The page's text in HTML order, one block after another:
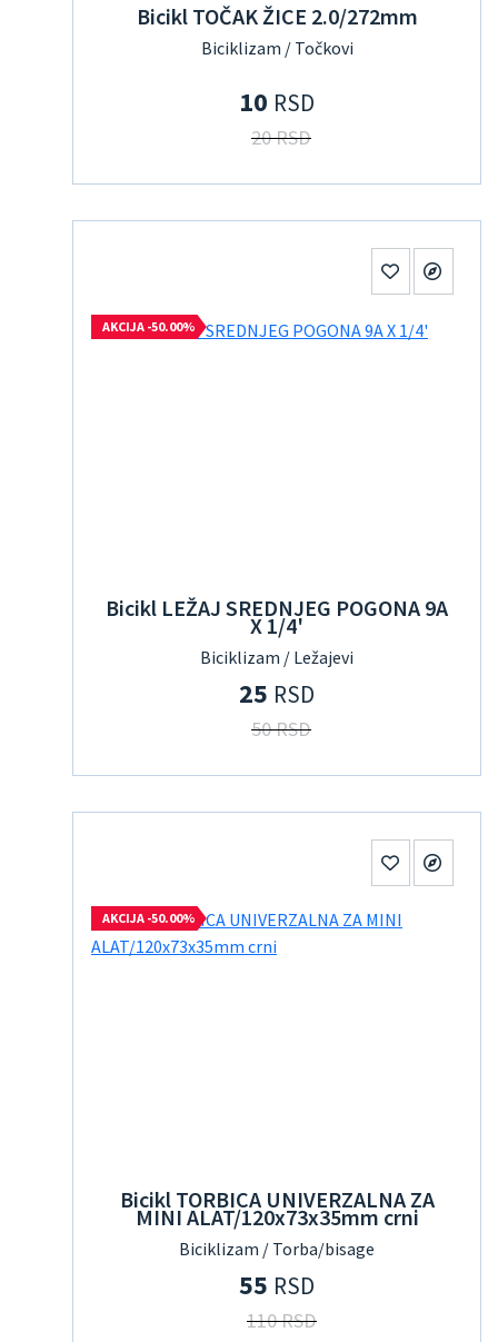
Bicikl TOČAK ŽICE 2.0/272mm
Biciklizam / Točkovi
10 RSD
20 RSD
AKCIJA -50.00%
Bicikl LEŽAJ SREDNJEG POGONA 9A
X 1/4'
Biciklizam / Ležajevi
25 RSD
50 RSD
AKCIJA -50.00%
Bicikl TORBICA UNIVERZALNA ZA
MINI ALAT/120x73x35mm crni
Biciklizam / Torba/bisage
55 RSD
110 RSD